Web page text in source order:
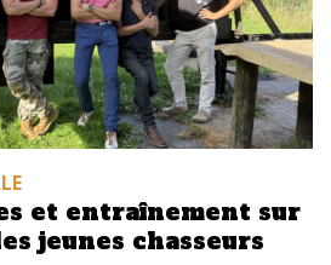
et entraînement sur
jeunes chasseurs